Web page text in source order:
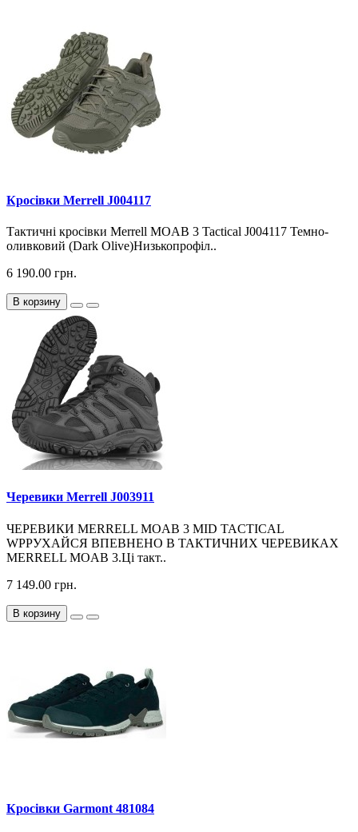
Кросiвки Merrell J004117
Тактичні кросівки Merrell MOAB 3 Tactical J004117 Темно-
оливковий (Dark Olive)Низькопрофіл..
6 190.00 грн.
В корзину
Черевики Merrell J003911
ЧЕРЕВИКИ MERRELL MOAB 3 MID TACTICAL
WPРУХАЙСЯ ВПЕВНЕНО В ТАКТИЧНИХ ЧЕРЕВИКАХ
MERRELL MOAB 3.Ці такт..
7 149.00 грн.
В корзину
Кросiвки Garmont 481084